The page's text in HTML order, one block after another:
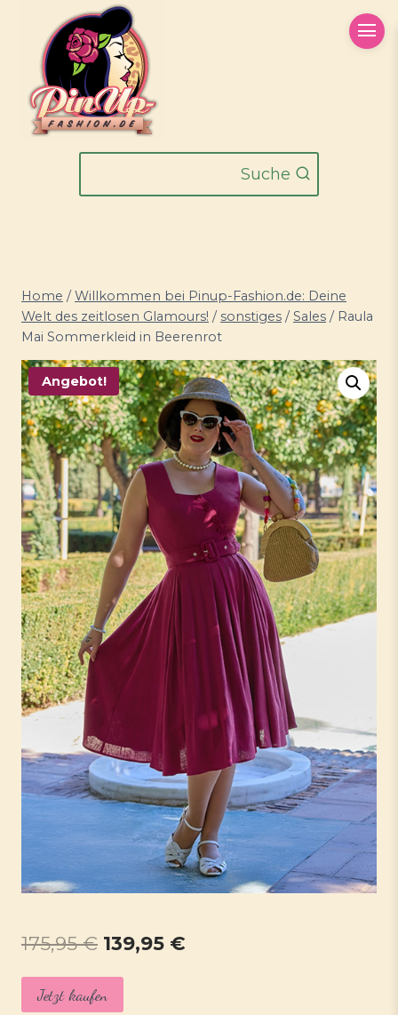
springen
Suche
Home / Willkommen bei Pinup-Fashion.de: Deine
Welt des zeitlosen Glamours! / sonstiges / Sales / Raula
Mai Sommerkleid in Beerenrot
Angebot!
175,95€ Ursprünglicher
Preis
war:
139,95 €
Jetzt kaufen